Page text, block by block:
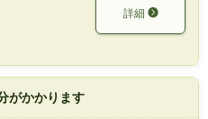
詳細
がかかります